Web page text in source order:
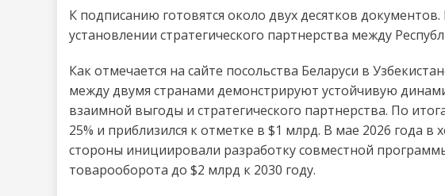
К подписанию готовятся около двух десятков
установлении стратегического партнерства между
Как отмечается на сайте посольства Беларуси в
между двумя странами демонстрируют устойчивую
взаимной выгоды и стратегического партнерства. По
25% и приблизился к отметке в $1 млрд. В мае 2026 года в
стороны инициировали разработку совместной
товарооборота до $2 млрд к 2030 году.